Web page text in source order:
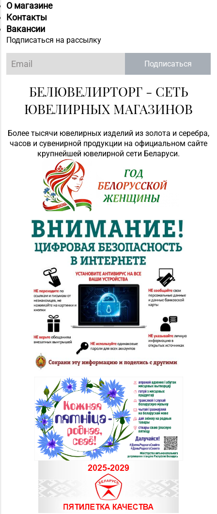
О магазине
Контакты
Вакансии
Подписаться на рассылку
Подписаться
БЕЛЮВЕЛИРТОРГ - СЕТЬ
ЮВЕЛИРНЫХ МАГАЗИНОВ
Более тысячи ювелирных изделий из золота и серебра,
часов и сувенирной продукции на официальном сайте
крупнейшей ювелирной сети Беларуси.